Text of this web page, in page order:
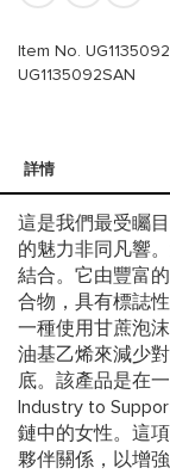
Item No.
UG1135092SAN
詳情
這是我們最受矚
的魅力非同凡響
結合。它由豐富
合物，具有標誌
一種使用甘蔗泡
油基乙烯來減少
底。該產品是在
Industry to
鏈中的女性。這
夥伴關係，以增